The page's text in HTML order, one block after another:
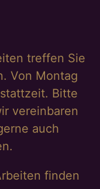
treffen Sie
Von Montag
Bitte
vereinbaren
auch
finden